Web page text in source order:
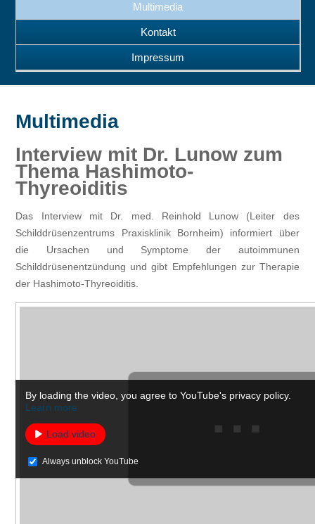
Multimedia
Kontakt
Impressum
Multimedia
Interview mit Dr. Lunow zum
Thema Hashimoto-
Thyreoiditis
Das Interview mit Dr. med. Reinhold Lunow (Leiter des
Schilddrüsenzentrums Praxisklinik Bornheim) informiert über
die Ursachen und Symptome der autoimmunen
Schilddrüsenentzündung und gibt Empfehlungen zur Therapie
der Hashimoto-Thyreoiditis.
By loading the video, you agree to YouTube's privacy policy.
Learn more
Load video
Always unblock YouTube